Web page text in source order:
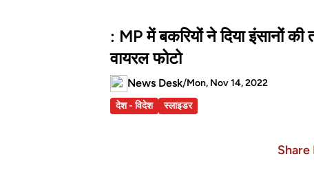
: MP में बकरियों ने दिया इंसानों
वायरल फोटो
News Desk/Mon, Nov 14, 2022
देश - विदेश
स्लाइडर
Share